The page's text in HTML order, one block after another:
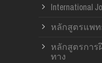
International
หลักสูตรแพ
หลักสูตรการ
ทาง